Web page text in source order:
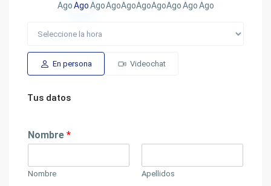
AgoAgoAgoAgoAgoAgoAgoAgoAgoAgo
En persona Videochat
Tus datos
Nombre*
Nombre Apellidos